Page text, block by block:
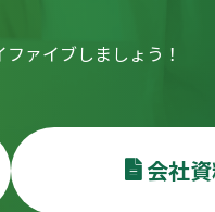
ァイブしましょう！
会社